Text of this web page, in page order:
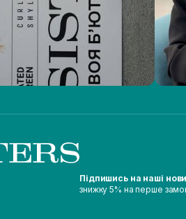
Підпишись на наші
знижку 5% на перше